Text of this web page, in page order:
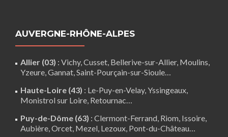
AUVERGNE-RHÔNE-ALPES
Allier (03) : Vichy, Cusset, Bellerive-sur-Allier, Moulins,
Yzeure, Gannat,Saint-Pourçain-sur-Sioule…
Haute-Loire (43) : Le-Puy-en-Velay,Yssingeaux,
Monistrol sur Loire, Retournac…
Puy-de-Dôme (63) : Clermont-Ferrand, Riom, Issoire,
Aubière,Orcet, Mezel, Lezoux, Pont-du-Château…